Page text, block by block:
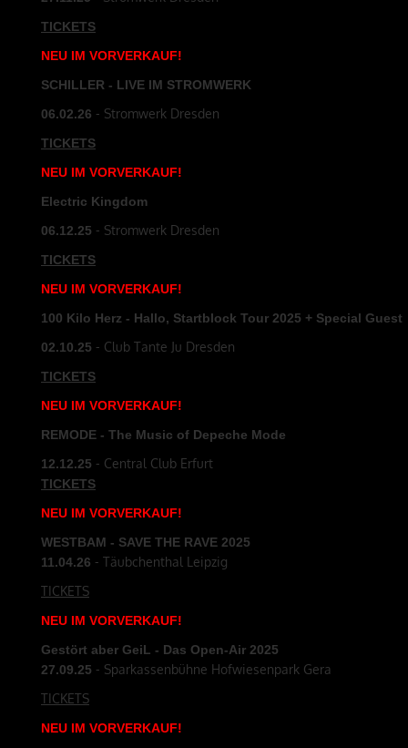
TICKETS
NEU IM VORVERKAUF!
SCHILLER - LIVE IM STROMWERK
06.02.26 - Stromwerk Dresden
TICKETS
NEU IM VORVERKAUF!
Electric Kingdom
06.12.25 - Stromwerk Dresden
TICKETS
NEU IM VORVERKAUF!
100 Kilo Herz - Hallo, Startblock Tour 2025 + Special Guest
02.10.25 - Club Tante Ju Dresden
TICKETS
NEU IM VORVERKAUF!
REMODE - The Music of Depeche Mode
12.12.25 - Central Club Erfurt
TICKETS
NEU IM VORVERKAUF!
WESTBAM - SAVE THE RAVE 2025
11.04.26 - Täubchenthal Leipzig
TICKETS
NEU IM VORVERKAUF!
Gestört aber GeiL - Das Open-Air 2025
27.09.25 - Sparkassenbühne Hofwiesenpark Gera
TICKETS
NEU IM VORVERKAUF!